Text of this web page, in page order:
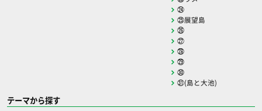
㉔
㉕展望島
㉖
㉗
㉘
㉙
㉚
㉛(島と大池)
テーマから探す